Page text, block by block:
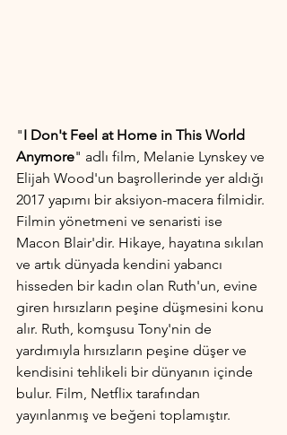
"I Don't Feel at Home in This World
Anymore" adlı film, Melanie Lynskey ve
Elijah Wood'un başrollerinde yer aldığı
2017 yapımı bir aksiyon-macera filmidir.
Filmin yönetmeni ve senaristi ise
Macon Blair'dir. Hikaye, hayatına sıkılan
ve artık dünyada kendini yabancı
hisseden bir kadın olan Ruth'un, evine
giren hırsızların peşine düşmesini konu
alır. Ruth, komşusu Tony'nin de
yardımıyla hırsızların peşine düşer ve
kendisini tehlikeli bir dünyanın içinde
bulur. Film, Netflix tarafından
yayınlanmış ve beğeni toplamıştır.